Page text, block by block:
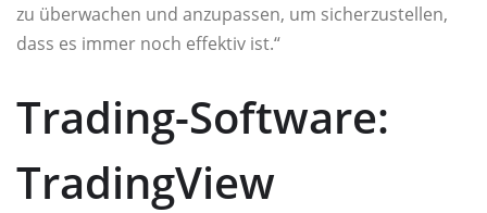
zu überwachen und anzupassen, um sicherzustellen,
dass es immer noch effektiv ist.“
Trading-Software:
TradingView